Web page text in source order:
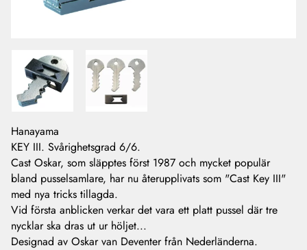
Hanayama
KEY III. Svårighetsgrad 6/6.
Cast Oskar, som släpptes först 1987 och mycket populär
bland pusselsamlare, har nu återupplivats som "Cast Key III"
med nya tricks tillagda.
Vid första anblicken verkar det vara ett platt pussel där tre
nycklar ska dras ut ur höljet...
Designad av Oskar van Deventer från Nederländerna.